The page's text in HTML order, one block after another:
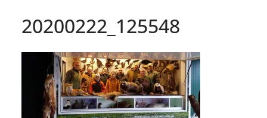
20200222_125548